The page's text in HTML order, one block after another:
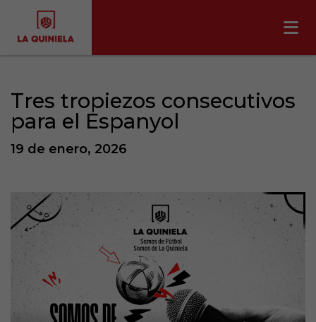
Tres tropiezos consecutivos
para el Espanyol
19 de enero, 2026